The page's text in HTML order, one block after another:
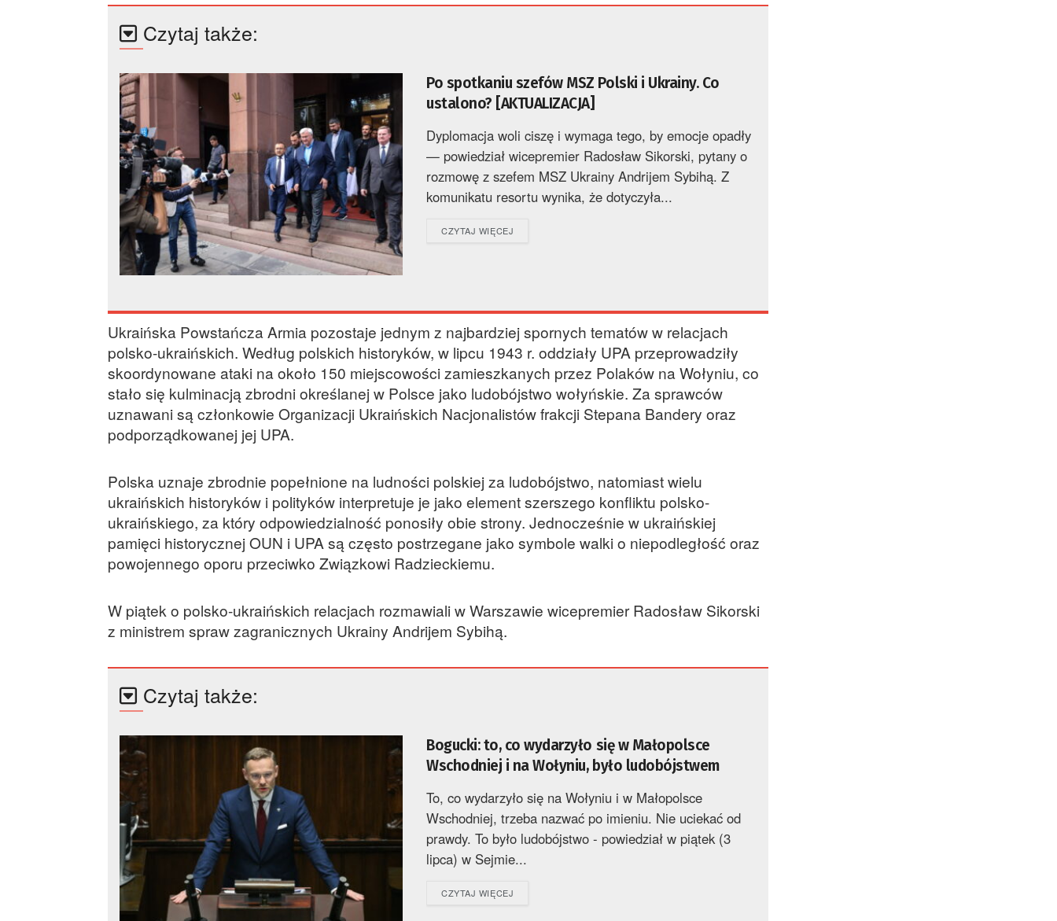
Czytaj także:
Po spotkaniu szefów MSZ Polski i Ukrainy. Co
ustalono? [AKTUALIZACJA]
Dyplomacja woli ciszę i wymaga tego, by emocje opadły
— powiedział wicepremier Radosław Sikorski, pytany o
rozmowę z szefem MSZ Ukrainy Andrijem Sybihą. Z
komunikatu resortu wynika, że dotyczyła...
CZYTAJ WIĘCEJ
Ukraińska Powstańcza Armia pozostaje jednym z najbardziej spornych tematów w relacjach
polsko-ukraińskich. Według polskich historyków, w lipcu 1943 r. oddziały UPA przeprowadziły
skoordynowane ataki na około 150 miejscowości zamieszkanych przez Polaków na Wołyniu, co
stało się kulminacją zbrodni określanej w Polsce jako ludobójstwo wołyńskie. Za sprawców
uznawani są członkowie Organizacji Ukraińskich Nacjonalistów frakcji Stepana Bandery oraz
podporządkowanej jej UPA.
Polska uznaje zbrodnie popełnione na ludności polskiej za ludobójstwo, natomiast wielu
ukraińskich historyków i polityków interpretuje je jako element szerszego konfliktu polsko-
ukraińskiego, za który odpowiedzialność ponosiły obie strony. Jednocześnie w ukraińskiej
pamięci historycznej OUN i UPA są często postrzegane jako symbole walki o niepodległość oraz
powojennego oporu przeciwko Związkowi Radzieckiemu.
W piątek o polsko-ukraińskich relacjach rozmawiali w Warszawie wicepremier Radosław Sikorski
z ministrem spraw zagranicznych Ukrainy Andrijem Sybihą.
Czytaj także:
Bogucki: to, co wydarzyło się w Małopolsce
Wschodniej i na Wołyniu, było ludobójstwem
To, co wydarzyło się na Wołyniu i w Małopolsce
Wschodniej, trzeba nazwać po imieniu. Nie uciekać od
prawdy. To było ludobójstwo - powiedział w piątek (3
lipca) w Sejmie...
CZYTAJ WIĘCEJ